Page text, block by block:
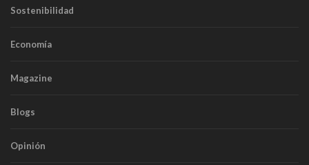
Sostenibilidad
Economía
Magazine
Blogs
Opinión